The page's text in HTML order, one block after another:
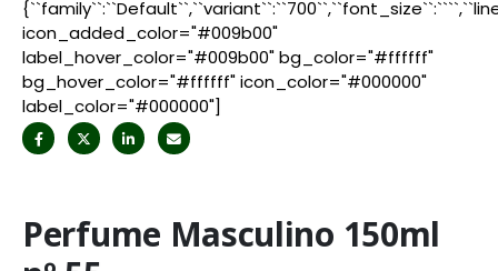
icon_added_color="#009b00"
label_hover_color="#009b00" bg_color="#ffffff"
bg_hover_color="#ffffff" icon_color="#000000"
label_color="#000000"]
Perfume Masculino 150ml